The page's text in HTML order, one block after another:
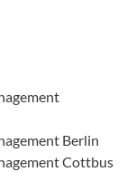
Berlin
Cottbus